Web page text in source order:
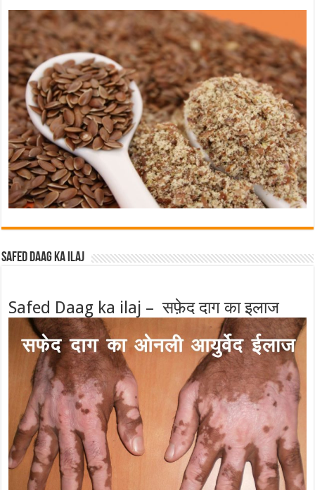
Safed Daag ka ilaj
Safed Daag ka ilaj – सफ़ेद दाग का इलाज